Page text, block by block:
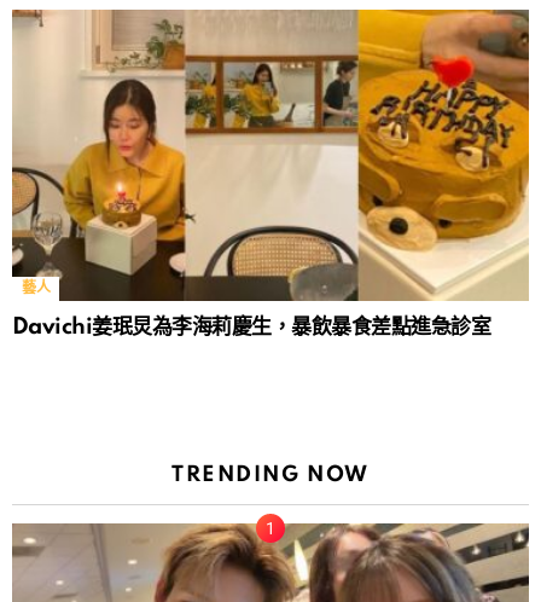
藝人
Davichi姜珉炅為李海莉慶生，暴飲暴食差點進急診室
TRENDING NOW